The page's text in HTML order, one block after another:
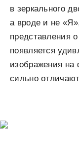
в зеркального
а вроде и не
представления
появляется
изображения на
сильно